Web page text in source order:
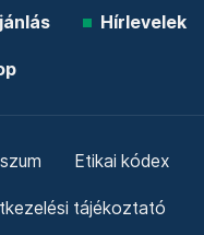
Hírlevelek
Etikai kódex
tájékoztató